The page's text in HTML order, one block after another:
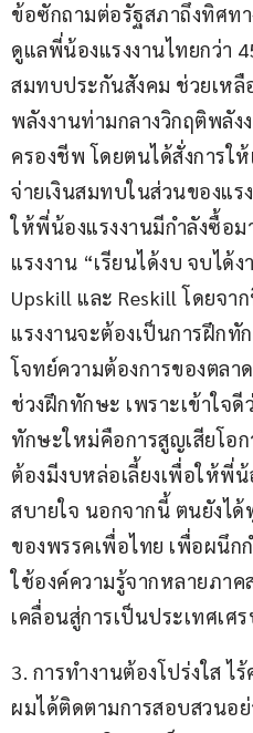
ข้อซักถามต่อรัฐสภาถึงทิศท
ดูแลพี่น้องแรงงานไทยกว่า
สมทบประกันสังคม ช่วยเหลื
พลังงานท่ามกลางวิกฤติพลั
ครองชีพ โดยตนได้สั่งการใ
จ่ายเงินสมทบในส่วนของแร
ให้พี่น้องแรงงานมีกำลังซื้อ
แรงงาน “เรียนได้งบ จบได้
Upskill และ Reskill โดยจ
แรงงานจะต้องเป็นการฝึก
โจทย์ความต้องการของตล
ช่วงฝึกทักษะ เพราะเข้าใจ
ทักษะใหม่คือการสูญเสียโอก
ต้องมีงบหล่อเลี้ยงเพื่อให้พี่
สบายใจ นอกจากนี้ ตนยังไ
ของพรรคเพื่อไทย เพื่อผนึก
ใช้องค์ความรู้จากหลายภา
เคลื่อนสู่การเป็นประเทศเศ
3. การทำงานต้องโปร่งใส ไ
ผมได้ติดตามการสอบสวนอ